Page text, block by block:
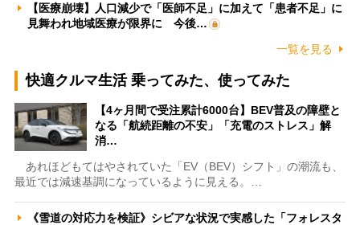
【医療崩壊】人口減少で「医師不足」に加えて「患者不足」に
見舞われ地域医療が限界に 今後…
一覧を見る
快適クルマ生活 乗ってみた、使ってみた
【4ヶ月間で受注累計6000台】BEV普及の障壁と
なる「航続距離の不安」「充電のストレス」解
消…
あれほどもてはやされていた「EV（BEV）シフト」の潮流も、
最近では減速基調になっているように見える。…
《雪道の対応力を検証》シビアな状況で実感した「フォレスタ